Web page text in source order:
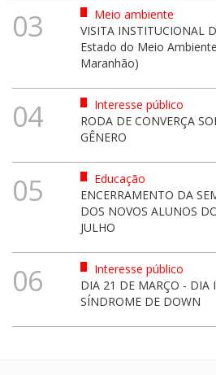
03
Meio ambiente
VISITA INSTITUCIONAL
Estado do Meio
Maranhão)
04
Interesse público
RODA DE CONVERÇA
GÊNERO
05
Educação
ENCERRAMENTO DA
DOS NOVOS ALUNOS
JULHO
06
Interesse público
DIA 21 DE MARÇO - DIA
SÍNDROME DE DOWN